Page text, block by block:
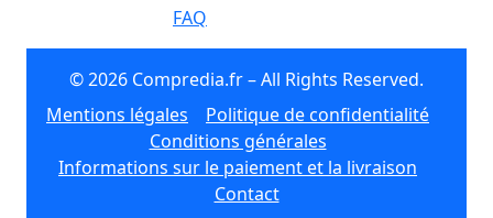
FAQ
© 2026 Compredia.fr – All Rights Reserved.
Mentions légales
Politique de confidentialité
Conditions générales
Informations sur le paiement et la livraison
Contact